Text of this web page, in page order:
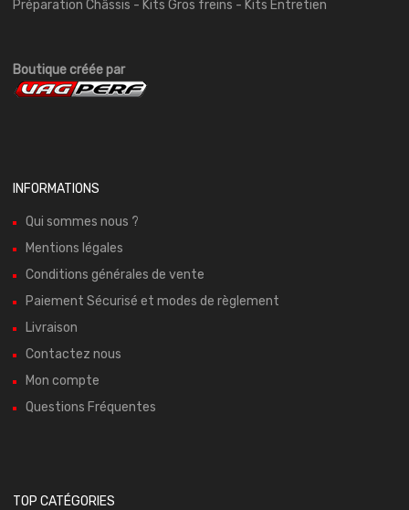
Préparation Châssis - Kits Gros freins - Kits Entretien
Boutique créée par
INFORMATIONS
Qui sommes nous ?
Mentions légales
Conditions générales de vente
Paiement Sécurisé et modes de règlement
Livraison
Contactez nous
Mon compte
Questions Fréquentes
TOP CATÉGORIES